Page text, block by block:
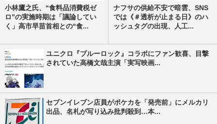
小林鷹之氏、“食料品消費税ゼ
ロ”の実施時期は「議論してい
く」高市早苗首相との“食...
ナフサの供給不安で暗雲、SNS
では《＃透析が止まる日》のハ
ッシュタグの出現、人工...
ユニクロ『ブルーロック』コラボにファン歓喜、目撃
されていた高橋文哉主演「実写映画...
セブンイレブン店員がポケカを「発売前」にメルカリ
出品、名札が写り込み批判殺到…本...